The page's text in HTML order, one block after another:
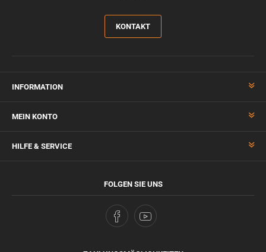
KONTAKT
INFORMATION
MEIN KONTO
HILFE & SERVICE
FOLGEN SIE UNS